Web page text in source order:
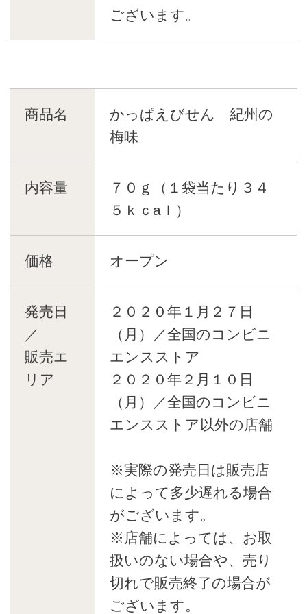
ございます。
商品名
かっぱえびせん 紀州の
梅味
内容量
７０ｇ（１袋当たり３４
５ｋｃaｌ）
価格 オープン
発売日
／
販売エ
リア
２０２０年１月２７日
（月）／全国のコンビニ
エンスストア
２０２０年２月１０日
（月）／全国のコンビニ
エンスストア以外の店舗
※実際の発売日は販売店
によって多少遅れる場合
がございます。
※店舗によっては、お取
扱いのない場合や、売り
切れで販売終了の場合が
ございます。